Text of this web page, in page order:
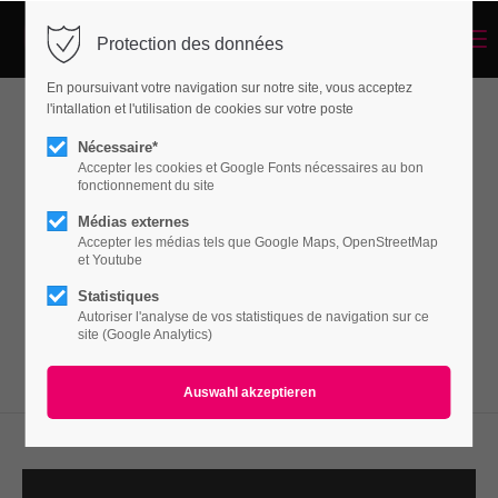
Login
Benutzername
Anmelden
Register|Lost your password?
Support
Image/Text Box
Lorem ipsum dolor sit amet, consectetuer
adipiscing elit. Aenean commodo ligula eget
dolor. Aenean massa.
Protection des données
En poursuivant votre navigation sur notre site, vous acceptez
l'intallation et l'utilisation de cookies sur votre poste
Nécessaire*
Accepter les cookies et Google Fonts nécessaires au bon
fonctionnement du site
Médias externes
Accepter les médias tels que Google Maps, OpenStreetMap
et Youtube
Statistiques
Autoriser l'analyse de vos statistiques de navigation sur ce
site (Google Analytics)